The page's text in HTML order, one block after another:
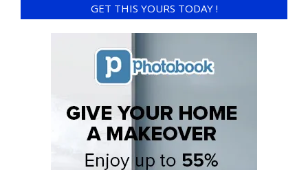
GET THIS YOURS TODAY !